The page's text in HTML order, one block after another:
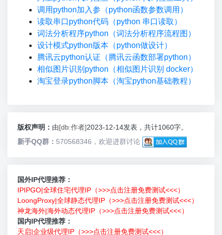
调用python加入参（python函数参数调用）
读取串口python代码（python 串口读取）
词法分析程序python（词法分析程序流程图）
设计模式python版本（python做设计）
腾讯云python认证（腾讯云函数部署python）
相似图片识别python（相似图片识别 docker）
淘宝登录python脚本（淘宝python基础教程）
版权声明： 由[db:作者]2023-12-14发表，共计1060字。
新手QQ群： 570568346，欢迎进群讨论
国外IP代理推荐：
IPIPGO|全球住宅代理IP（>>>点击注册免费测试<<<）
LoongProxy|全球静态代理IP（>>>点击注册免费测试<<<）
神龙海外|海外动态代理IP（>>>点击注册免费测试<<<）
国内IP代理推荐：
天启|企业级代理IP（>>>点击注册免费测试<<<）